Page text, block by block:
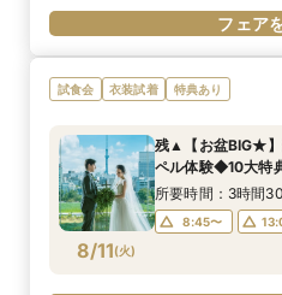
フェア
試食会 衣装試着 特典あり
8/11(火)
残▲【お盆BIG★】
ペル体験◆10大特
所要時間：3時間
8:45〜